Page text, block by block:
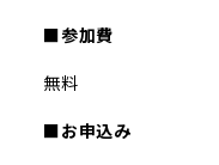
■参加費
無料
■お申込み